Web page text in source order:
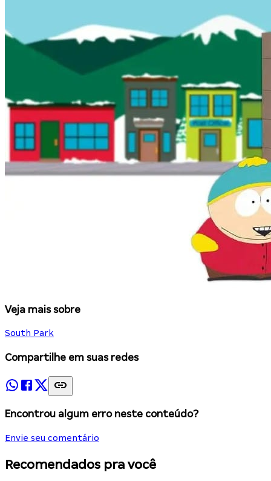
Veja mais sobre
South Park
Compartilhe em suas redes
Encontrou algum erro neste conteúdo?
Envie seu comentário
Recomendados pra você